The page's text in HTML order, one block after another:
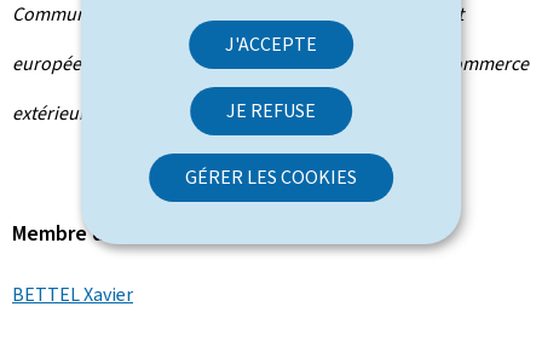
J'ACCEPTE
JE REFUSE
GÉRER LES COOKIES
Communiqué par le ministère des Affaires étrangères et
européennes, de la Défense, de la Coopération et du Commerce
extérieur
Membre du gouvernement
BETTEL Xavier